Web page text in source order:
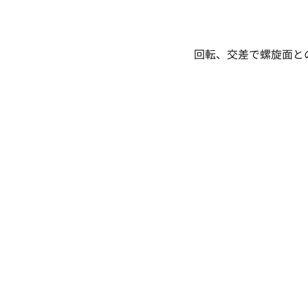
回転、交差で螺旋面と